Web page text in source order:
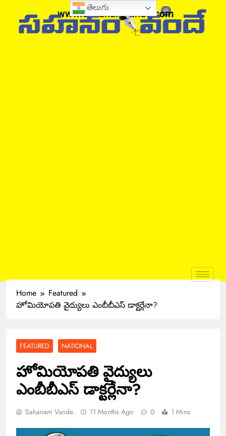
www.sahanamvande.com
Home
Featured
హోమియోపతి వైద్యులు ఎంబీబీఎస్ డాక్టర్లేనా?
FEATURED NATIONAL
హోమియోపతి వైద్యులు
ఎంబీబీఎస్ డాక్టర్లేనా?
Sahanam Vande 11 Months Ago 0 1 Mins
తెలుగు